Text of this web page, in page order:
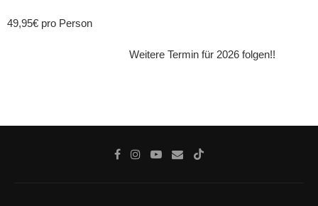
49,95€ pro Person
Weitere Termin für 2026 folgen!!